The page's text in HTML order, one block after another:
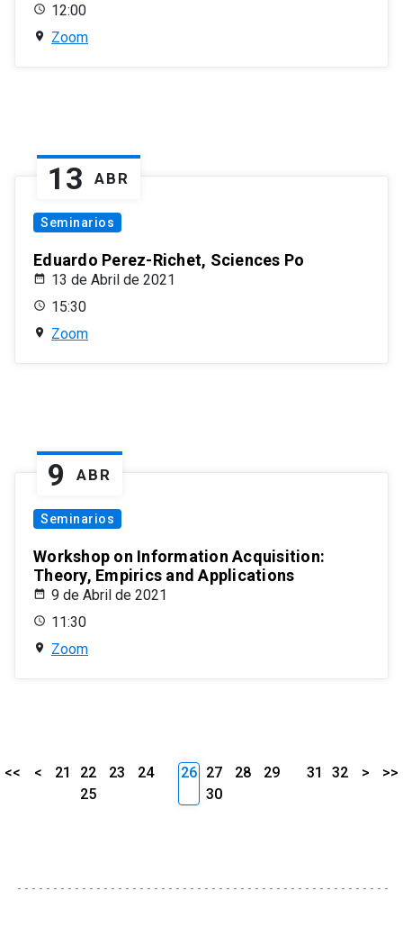
12:00
Zoom
13 ABR
Seminarios
Eduardo Perez-Richet, Sciences Po
13 de Abril de 2021
15:30
Zoom
9 ABR
Seminarios
Workshop on Information Acquisition:
Theory, Empirics and Applications
9 de Abril de 2021
11:30
Zoom
<< < 21 22 23
24
25
26 27 28
29
30
31 32 > >>